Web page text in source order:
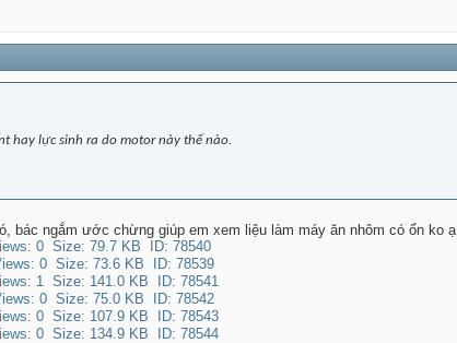
hay lực sinh ra do motor này thế nào.
bác ngắm ước chừng giúp em xem liệu làm máy ăn nhôm có ổn ko ạ